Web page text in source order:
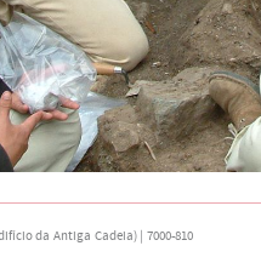
da Antiga Cadeia) | 7000-810